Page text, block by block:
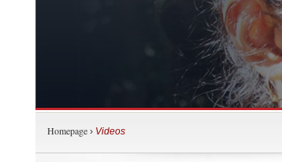
Homepage › Videos